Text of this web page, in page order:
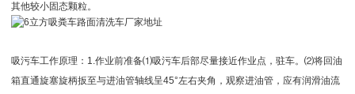
其他较小固态颗粒。
吸污车工作原理：1.作业前准备⑴吸污车后部尽量接近作业点，驻车。⑵将回油
箱直通旋塞旋柄扳至与进油管轴线呈45°左右夹角，观察进油管，应有润滑油流